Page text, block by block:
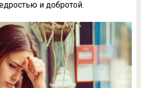
и добротой.